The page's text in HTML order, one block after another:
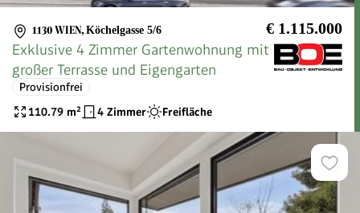
1130 WIEN, Köchelgasse 5/6 € 1.115.000
Exklusive 4 Zimmer Gartenwohnung mit
großer Terrasse und Eigengarten
Provisionfrei
110.79 m² 4 Zimmer Freifläche